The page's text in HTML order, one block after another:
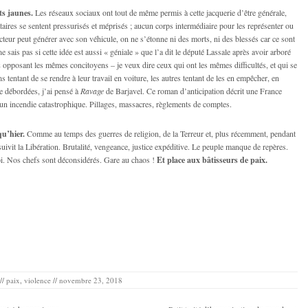
jaunes.Les réseaux sociaux ont tout de même permis à cette jacquerie d’être générale,
se sentent pressurisés et méprisés ; aucun corps intermédiaire pour les représenter ou
peut générer avec son véhicule, on ne s’étonne ni des morts, ni des blessés car ce sont
sais pas si cette idée est aussi « géniale » que l’a dit le député Lassale après avoir arboré
les mêmes concitoyens – je veux dire ceux qui ont les mêmes difficultés, et qui se
tentant de se rendre à leur travail en voiture, les autres tentant de les en empêcher, en
débordées, j’ai pensé à Ravagede Barjavel. Ce roman d’anticipation décrit une France
incendie catastrophique. Pillages, massacres, règlements de comptes.
Comme au temps des guerres de religion, de la Terreur et, plus récemment, pendant
la Libération. Brutalité, vengeance, justice expéditive. Le peuple manque de repères.
Nos chefs sont déconsidérés. Gare au chaos ! Et place aux bâtisseurs de paix.
// paix violence // novembre 23, 2018